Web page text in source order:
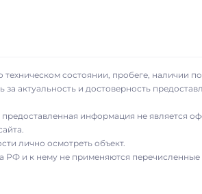
состоянии, пробеге, наличии
актуальность и достоверность
информация не является
лично осмотреть объект.
и к нему не применяются